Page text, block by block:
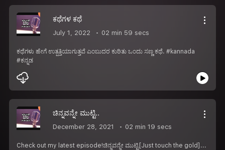
ಕಥೆಗಳ ಕಥೆ
July 1, 2022 02 min 59 secs
ಕಥೆಗಳು ಹೇಗೆ ಉತ್ಪತ್ತಿಯಾಗುತ್ತವೆ ಎಂಬುದರ ಕುರಿತು ಒಂದು ಸಣ್ಣ ಕಥೆ. #kannada
#ಕನ್ನಡ
ಚಿನ್ನವನ್ನೇ ಮುಟ್ಟಿ..
December 28, 2021 02 min 19 secs
Check out my latest episode!ಚಿನ್ನವನ್ನೇ ಮುಟ್ಟಿ[Just touch the gold]...